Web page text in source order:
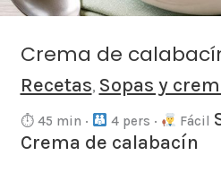
Crema de
Recetas, Sopas y
⏱ 45 min · 4 pers · Fácil
Crema de calabacín